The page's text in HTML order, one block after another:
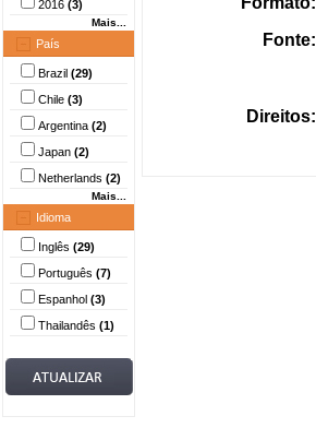
2016 (3)
Mais...
País
Brazil (29)
Chile (3)
Argentina (2)
Japan (2)
Netherlands (2)
Mais...
Idioma
Inglês (29)
Português (7)
Espanhol (3)
Thailandês (1)
Fonte:
Direitos: